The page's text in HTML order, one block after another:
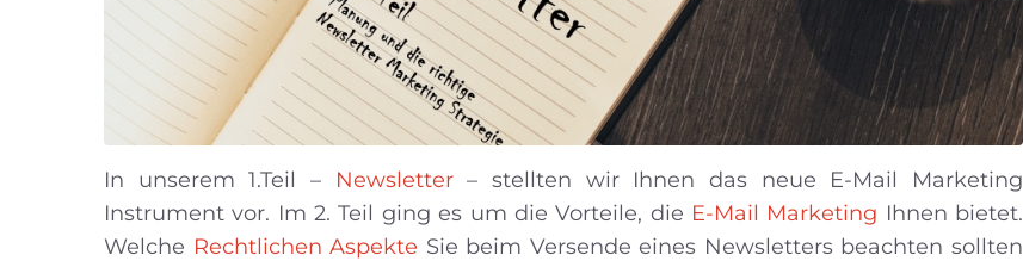
In unserem 1.Teil – Newsletter– stellten wir Ihnen das neue E-Mail Marketing
Instrument vor. Im 2. Teil ging es um die Vorteile, die E-Mail Marketing Ihnen bietet.
Welche Rechtlichen Aspekte Sie beim Versende eines Newsletters beachten sollten